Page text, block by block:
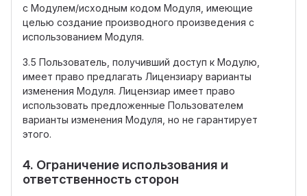
с Модулем/исходным кодом Модуля, имеющие
целью создание производного произведения с
использованием Модуля.
3.5 Пользователь, получивший доступ к Модулю,
имеет право предлагать Лицензиару варианты
изменения Модуля. Лицензиар имеет право
использовать предложенные Пользователем
варианты изменения Модуля, но не гарантирует
этого.
4. Ограничение использования и
ответственность сторон